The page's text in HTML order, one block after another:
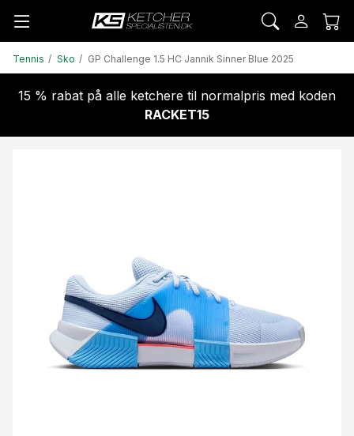
Tennis Sko GP Challenge 1.5 HC Jannik Sinner Blue 2025
15 % rabat på alle ketchere til normalpris med koden
RACKET15